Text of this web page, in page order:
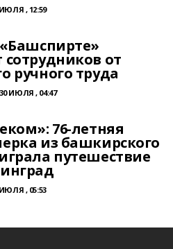
, 12:59
сотрудников от
ручного труда
30 ИЮЛЯ , 04:47
76-летняя
из башкирского
путешествие
, 05:53